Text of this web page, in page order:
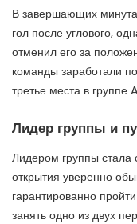
В завершающих
гол после углового,
отменил его за
команды заработали
третье места в группе
Лидер группы и
Лидером группы стала
открытия уверенно
гарантированно
занять одно из двух